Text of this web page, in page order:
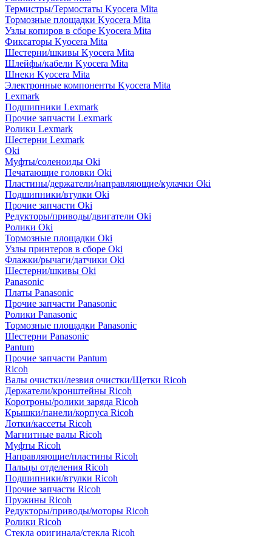
Термистры/Термостаты Kyocera Mita
Тормозные площадки Kyocera Mita
Узлы копиров в сборе Kyocera Mita
Фиксаторы Kyocera Mita
Шестерни/шкивы Kyocera Mita
Шлейфы/кабели Kyocera Mita
Шнеки Kyocera Mita
Электронные компоненты Kyocera Mita
Lexmark
Подшипники Lexmark
Прочие запчасти Lexmark
Ролики Lexmark
Шестерни Lexmark
Oki
Муфты/соленоиды Oki
Печатающие головки Oki
Пластины/держатели/направляющие/кулачки Oki
Подшипники/втулки Oki
Прочие запчасти Oki
Редукторы/приводы/двигатели Oki
Ролики Oki
Тормозные площадки Oki
Узлы принтеров в сборе Oki
Флажки/рычаги/датчики Oki
Шестерни/шкивы Oki
Panasonic
Платы Panasonic
Прочие запчасти Panasonic
Ролики Panasonic
Тормозные площадки Panasonic
Шестерни Panasonic
Pantum
Прочие запчасти Pantum
Ricoh
Валы очистки/лезвия очистки/Щетки Ricoh
Держатели/кронштейны Ricoh
Коротроны/ролики заряда Ricoh
Крышки/панели/корпуса Ricoh
Лотки/кассеты Ricoh
Магнитные валы Ricoh
Муфты Ricoh
Направляющие/пластины Ricoh
Пальцы отделения Ricoh
Подшипники/втулки Ricoh
Прочие запчасти Ricoh
Пружины Ricoh
Редукторы/приводы/моторы Ricoh
Ролики Ricoh
Стекла оригинала/стекла Ricoh